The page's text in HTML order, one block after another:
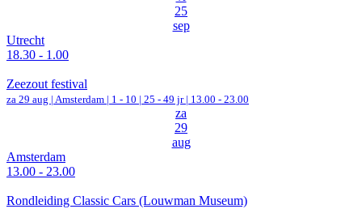
25
sep
Utrecht
18.30 - 1.00
Zeezout festival
za 29 aug | Amsterdam | 1 - 10 | 25 - 49 jr | 13.00 - 23.00
za
29
aug
Amsterdam
13.00 - 23.00
Rondleiding Classic Cars (Louwman Museum)